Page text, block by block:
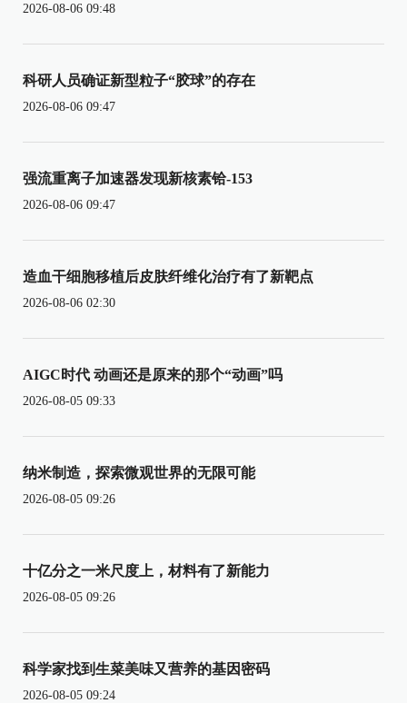
2026-08-06 09:48
科研人员确证新型粒子“胶球”的存在
2026-08-06 09:47
强流重离子加速器发现新核素铪-153
2026-08-06 09:47
造血干细胞移植后皮肤纤维化治疗有了新靶点
2026-08-06 02:30
AIGC时代 动画还是原来的那个“动画”吗
2026-08-05 09:33
纳米制造，探索微观世界的无限可能
2026-08-05 09:26
十亿分之一米尺度上，材料有了新能力
2026-08-05 09:26
科学家找到生菜美味又营养的基因密码
2026-08-05 09:24